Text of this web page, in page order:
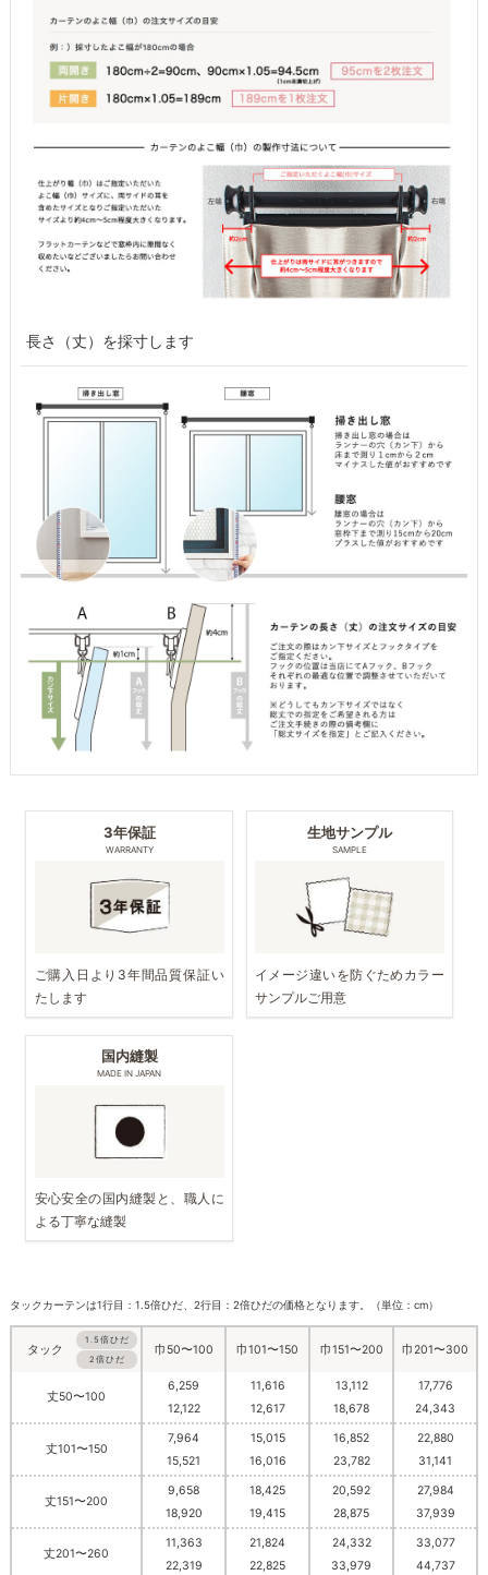
長さ（丈）を採寸します
3年保証
WARRANTY
ご購入日より3年間品質保証い
たします
生地サンプル
SAMPLE
イメージ違いを防ぐためカラー
サンプルご用意
国内縫製
MADE IN JAPAN
安心安全の国内縫製と、職人に
よる丁寧な縫製
タックカーテンは1行目：1.5倍ひだ、2行目：2倍ひだの価格となります。（単位：cm）
タック
1.5倍ひだ
2倍ひだ
巾50〜100 巾101〜150 巾151〜200 巾201〜300
丈50〜100
6,259
12,122
11,616
12,617
13,112
18,678
17,776
24,343
丈101〜150
7,964
15,521
15,015
16,016
16,852
23,782
22,880
31,141
丈151〜200
9,658
18,920
18,425
19,415
20,592
28,875
27,984
37,939
丈201〜260
11,363
22,319
21,824
22,825
24,332
33,979
33,077
44,737